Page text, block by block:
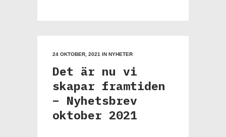
24 OKTOBER, 2021 IN NYHETER
Det är nu vi
skapar framtiden
– Nyhetsbrev
oktober 2021